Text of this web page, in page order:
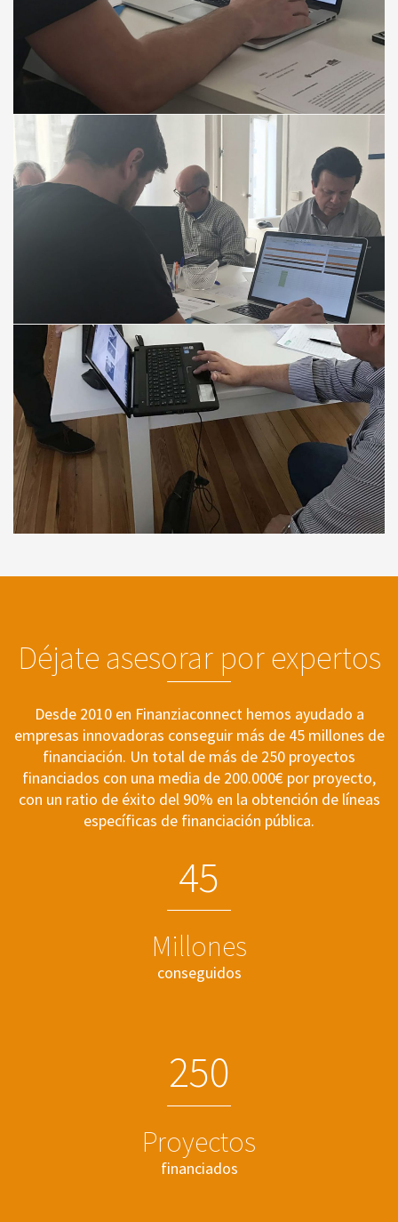
Déjate asesorar por expertos
Desde 2010 en Finanziaconnect hemos ayudado a
empresas innovadoras conseguir más de 45 millones de
financiación. Un total de más de 250 proyectos
financiados con una media de 200.000€ por proyecto,
con un ratio de éxito del 90% en la obtención de líneas
específicas de financiación pública.
45
Millones
conseguidos
250
Proyectos
financiados